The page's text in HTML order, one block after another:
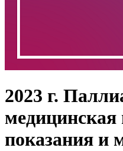
2023 г.
показания и